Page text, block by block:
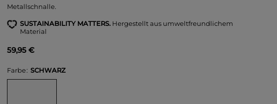
Metallschnalle.
SUSTAINABILITY MATTERS. Hergestellt aus umweltfreundlichem
Material
59,95 €
Farbe SCHWARZ